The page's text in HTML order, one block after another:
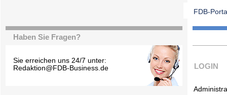
FDB-
Haben Sie Fragen?
Sie erreichen uns 24/7 unter:
Redaktion@FDB-Business.de
LOGIN